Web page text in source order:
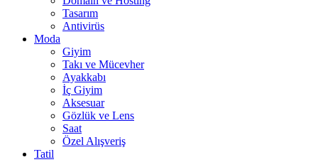
Tasarım
Antivirüs
Moda
Giyim
Takı ve Mücevher
Ayakkabı
İç Giyim
Aksesuar
Gözlük ve Lens
Saat
Özel Alışveriş
Tatil